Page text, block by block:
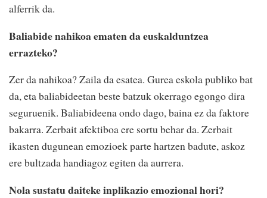
alferrik da.
Baliabide nahikoa ematen da euskalduntzea
errazteko?
Zer da nahikoa? Zaila da esatea. Gurea eskola publiko bat
da, eta baliabideetan beste batzuk okerrago egongo dira
seguruenik. Baliabideena ondo dago, baina ez da faktore
bakarra. Zerbait afektiboa ere sortu behar da. Zerbait
ikasten dugunean emozioek parte hartzen badute, askoz
ere bultzada handiagoz egiten da aurrera.
Nola sustatu daiteke inplikazio emozional hori?